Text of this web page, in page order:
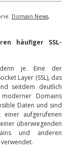
Domain News,
häufiger SSL-
je. Eine der
Layer (SSL), das
seitdem deutlich
Domains
Daten und sind
aufgerufenen
überwiegenden
und anderen